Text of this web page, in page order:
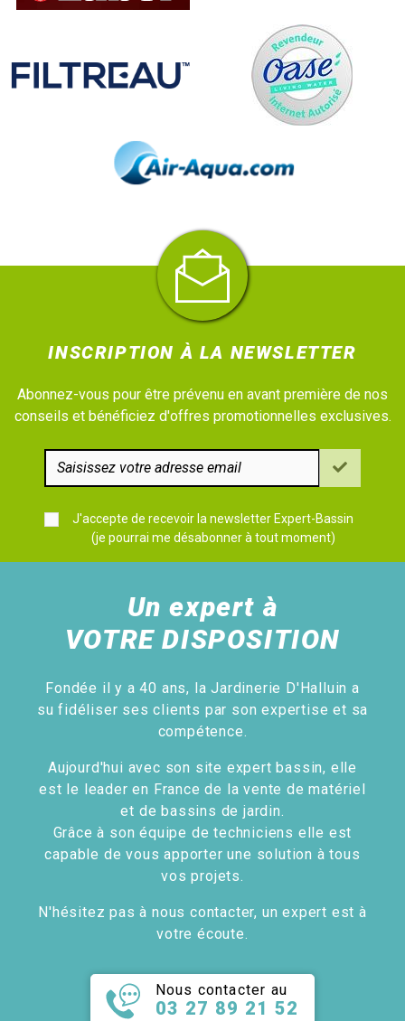
INSCRIPTION À LA NEWSLETTER
Abonnez-vous pour être prévenu en avant première de nos
conseils et bénéficiez d'offres promotionnelles exclusives.
J'accepte de recevoir la newsletter Expert-Bassin
(je pourrai me désabonner à tout moment)
Un expert à
VOTRE DISPOSITION
Fondée il y a 40 ans, la Jardinerie D'Halluin a
su fidéliser ses clients par son expertise et sa
compétence.
Aujourd'hui avec son site expert bassin, elle
est le leader en France de la vente de matériel
et de bassins de jardin.
Grâce à son équipe de techniciens elle est
capable de vous apporter une solution à tous
vos projets.
N'hésitez pas à nous contacter, un expert est à
votre écoute.
Nous contacter au
03 27 89 21 52